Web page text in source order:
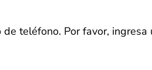
de teléfono. Por favor,